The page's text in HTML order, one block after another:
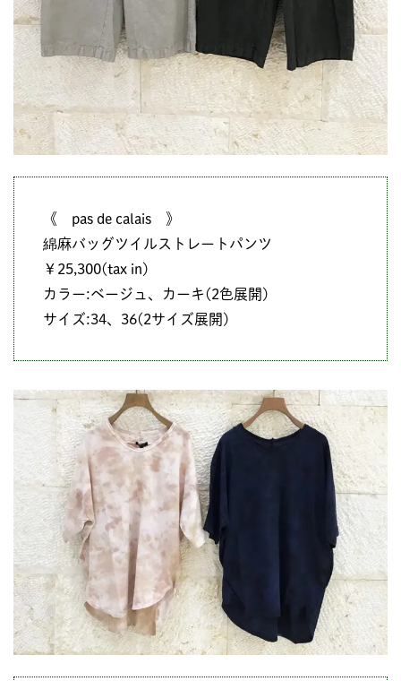
《 pas de calais 》
綿麻バッグツイルストレートパンツ
￥25,300(tax in)
カラー:ベージュ、カーキ(2色展開)
サイズ:34、36(2サイズ展開)